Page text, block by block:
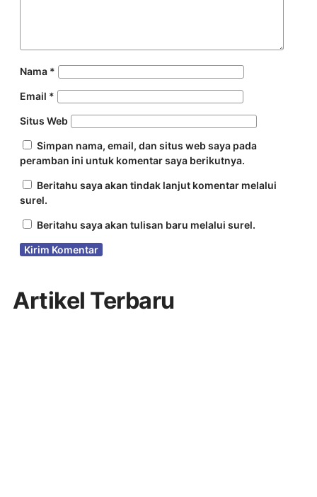
Nama *
Email *
Situs Web
Simpan nama, email, dan situs web saya pada
peramban ini untuk komentar saya berikutnya.
Beritahu saya akan tindak lanjut komentar melalui
surel.
Beritahu saya akan tulisan baru melalui surel.
Artikel Terbaru